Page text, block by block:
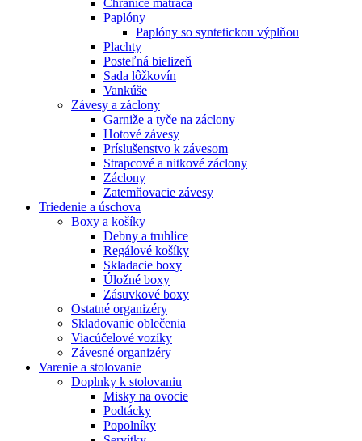
Paplóny
Paplóny so syntetickou výplňou
Plachty
Posteľná bielizeň
Sada lôžkovín
Vankúše
Závesy a záclony
Garniže a tyče na záclony
Hotové závesy
Príslušenstvo k závesom
Strapcové a nitkové záclony
Záclony
Zatemňovacie závesy
Triedenie a úschova
Boxy a košíky
Debny a truhlice
Regálové košíky
Skladacie boxy
Úložné boxy
Zásuvkové boxy
Ostatné organizéry
Skladovanie oblečenia
Viacúčelové vozíky
Závesné organizéry
Varenie a stolovanie
Doplnky k stolovaniu
Misky na ovocie
Podtácky
Popolníky